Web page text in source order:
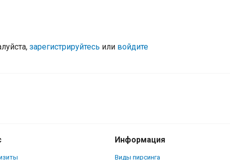
зарегистрируйтесь или войдите
Информация
Виды пирсинга